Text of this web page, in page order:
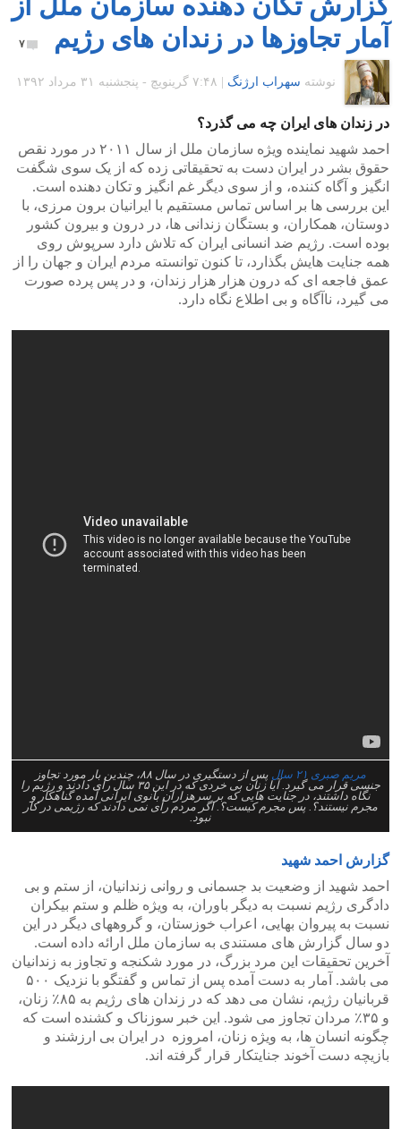
آمار تجاوزها در زندان های رژیم
۷
نوشته سهراب ارژنگ ۷:۴۸ گرينويچ - پنجشنبه ۳۱ مرداد ۱۳۹۲
در زندان های ایران چه می گذرد؟
احمد شهید نماینده ویژه سازمان ملل از سال ۲۰۱۱ در مورد نقص
حقوق بشر در ایران دست به تحقیقاتی زده که از یک سوی شگفت
انگیز و آگاه کننده، و از سوی دیگر غم انگیز و تکان دهنده است.
این بررسی ها بر اساس تماس مستقیم با ایرانیان برون مرزی، با
دوستان، همکاران، و بستگان زندانی ها، در درون و بیرون کشور
بوده است. رژیم ضد انسانی ایران که تلاش دارد سرپوش روی
همه جنایت هایش بگذارد، تا کنون توانسته مردم ایران و جهان را از
عمق فاجعه ای که درون هزار هزار زندان، و در پس پرده صورت
می گیرد، ناآگاه و بی اطلاع نگاه دارد.
مریم صبری ۲۱ سال
پس از دستگیری در سال ۸۸، چندین بار مورد تجاوز
جنسی قرار می گیرد. آیا زنان بی خردی که در این ۳۵ سال رأی دادند و رژیم را
نگاه داشتند، در جنایت هایی که بر سرهزاران بانوی ایرانی آمده گناهکار و
مجرم نیستند؟. پس مجرم کیست؟. اگر مردم رأی نمی دادند که رژیمی در کار
نبود.
گزارش احمد شهید
احمد شهید از وضعیت بد جسمانی و روانی زندانیان، از ستم و بی
دادگری رژیم نسبت به دیگر باوران، به ویژه ظلم و ستم بیکران
نسبت به پیروان بهایی، اعراب خوزستان، و گروههای دیگر در این
دو سال گزارش های مستندی به سازمان ملل ارائه داده است.
آخرین تحقیقات این مرد بزرگ، در مورد شکنجه و تجاوز به زندانیان
می باشد. آمار به دست آمده پس از تماس و گفتگو با نزدیک ۵۰۰
قربانیان رژیم، نشان می دهد که در زندان های رژیم به ۸۵٪ زنان،
و ۳۵٪ مردان تجاوز می شود. این خبر سوزناک و کشنده است که
چگونه انسان ها، به ویژه زنان، امروزه در ایران بی ارزشند و
بازیچه دست آخوند جنایتکار قرار گرفته اند.